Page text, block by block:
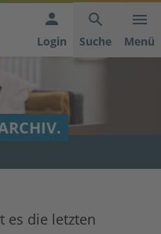
Login Suche Menü
es die letzten